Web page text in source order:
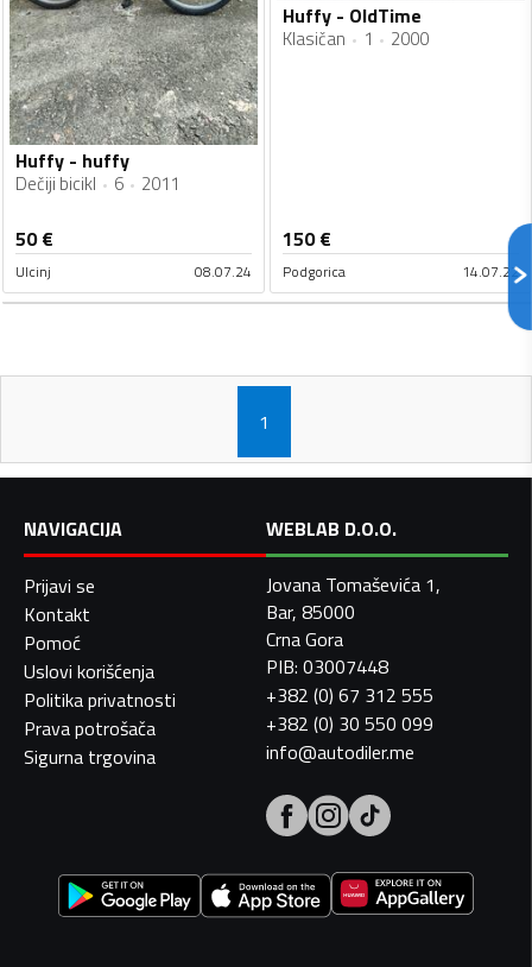
Huffy - huffy
Dečiji bicikl 6 2011
50€
Ulcinj 08.07.24
Huffy - OldTime
Klasičan 1 2000
150€
Podgorica 14.07.22
1
NAVIGACIJA
Prijavi se
Kontakt
Pomoć
Uslovi korišćenja
Politika privatnosti
Prava potrošača
Sigurna trgovina
WEBLAB D.O.O.
Jovana Tomaševića 1,
Bar, 85000
Crna Gora
PIB: 03007448
+382 (0) 67 312 555
+382 (0) 30 550 099
info@autodiler.me